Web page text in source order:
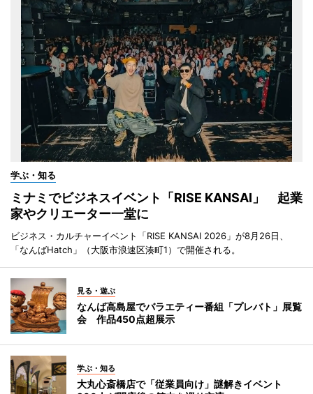
学ぶ・知る
ミナミでビジネスイベント「RISE KANSAI」 起業
家やクリエーター一堂に
ビジネス・カルチャーイベント「RISE KANSAI 2026」が8月26日、
「なんばHatch」（大阪市浪速区湊町1）で開催される。
見る・遊ぶ
なんば高島屋でバラエティー番組「プレバト」展覧
会 作品450点超展示
学ぶ・知る
大丸心斎橋店で「従業員向け」謎解きイベント